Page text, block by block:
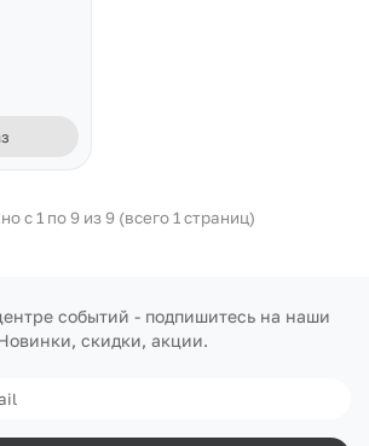
с 1 по 9 из 9 (всего 1 страниц)
событий - подпишитесь на наши
скидки, акции.